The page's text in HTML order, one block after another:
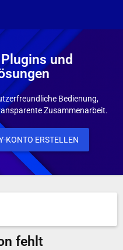
und
Bedienung,
Zusammenarbeit.
KONTO ERSTELLEN
fehlt